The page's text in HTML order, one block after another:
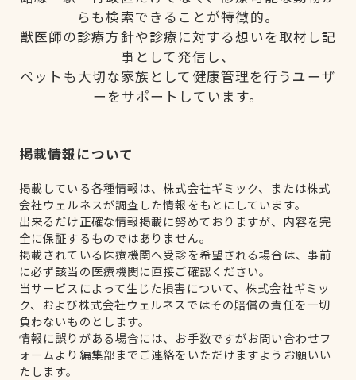
らも検索できることが特徴的。
獣医師の診療方針や診療に対する想いを取材し記
事として発信し、
ペットも大切な家族として健康管理を行うユーザ
ーをサポートしています。
掲載情報について
掲載している各種情報は、株式会社ギミック、または株式
会社ウェルネスが調査した情報をもとにしています。
出来るだけ正確な情報掲載に努めておりますが、内容を完
全に保証するものではありません。
掲載されている医療機関へ受診を希望される場合は、事前
に必ず該当の医療機関に直接ご確認ください。
当サービスによって生じた損害について、株式会社ギミッ
ク、および株式会社ウェルネスではその賠償の責任を一切
負わないものとします。
情報に誤りがある場合には、お手数ですがお問い合わせフ
ォームより編集部までご連絡をいただけますようお願いい
たします。